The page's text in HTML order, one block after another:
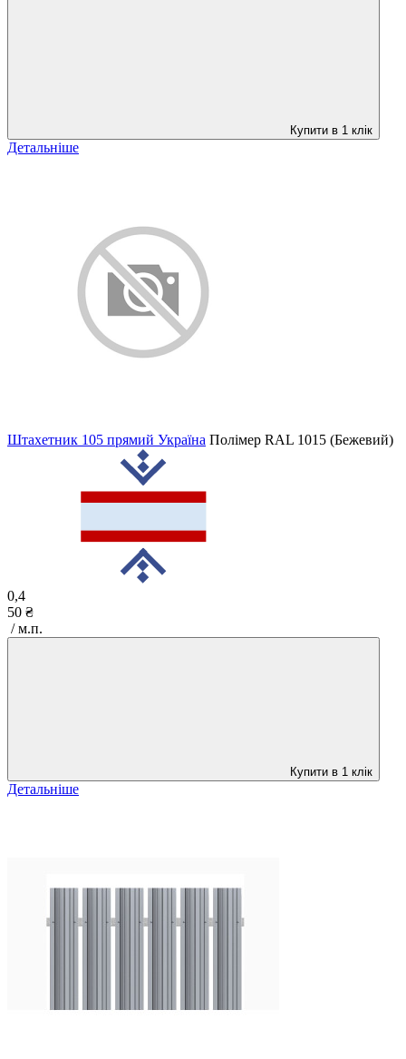
Купити в 1 клік
Детальніше
Штахетник 105 прямий Україна Полімер RAL 1015 (Бежевий)
0,4
50 ₴
/ м.п.
Купити в 1 клік
Детальніше